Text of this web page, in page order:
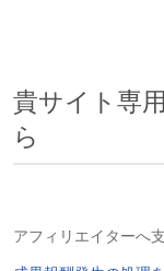
貴サイト専
ら
アフィリエイターへ